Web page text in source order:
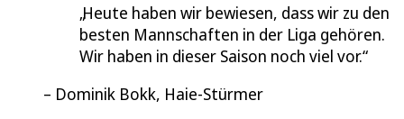
Heute haben wir bewiesen, dass wir zu den
besten Mannschaften in der Liga gehören.
Wir haben in dieser Saison noch viel vor.
Dominik Bokk, Haie-Stürmer